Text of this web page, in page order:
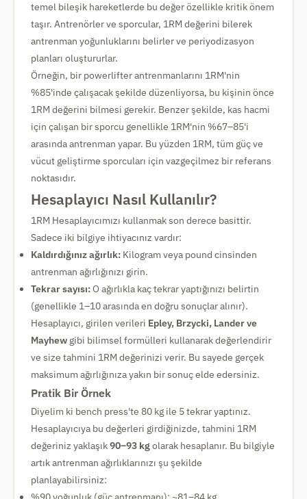
temel bileşik hareketlerde bu değer özellikle kritik önem
taşır. Antrenörler ve sporcular, 1RM değerini bilerek
antrenman yoğunluklarını belirler ve periyodizasyon
planları oluştururlar.
Örneğin, bir powerlifter antrenmanlarını 1RM'nin
%85'inde çalışacak şekilde düzenliyorsa, bu kişinin önce
1RM değerini bilmesi gerekir. Benzer şekilde, kas hacmi
için çalışan bir sporcu genellikle 1RM'nin %67–85'i
arasında antrenman yapar. Bu yüzden 1RM, tüm güç ve
vücut geliştirme sporcuları için vazgeçilmez bir referans
noktasıdır.
Hesaplayıcı Nasıl Kullanılır?
1RM Hesaplayıcımızı kullanmak son derece basittir.
Sadece iki bilgiye ihtiyacınız vardır:
Kaldırdığınız ağırlık: Kilogram veya pound cinsinden
antrenman ağırlığınızı girin.
Tekrar sayısı:O ağırlıkla kaç tekrar yaptığınızı belirtin
(genellikle 1–10 arasında en doğru sonuçlar alınır).
Hesaplayıcı, girilen verileri Epley, Brzycki, Lander ve
Mayhew gibi bilimsel formülleri kullanarak değerlendirir
ve size tahmini 1RM değerinizi verir. Bu sayede gerçek
maksimum ağırlığınıza yakın bir sonuç elde edersiniz.
Pratik Bir Örnek
Diyelim ki bench press'te 80 kg ile 5 tekrar yaptınız.
Hesaplayıcıya bu değerleri girdiğinizde, tahmini 1RM
değeriniz yaklaşık90–93 kgolarak hesaplanır. Bu bilgiyle
artık antrenman ağırlıklarınızı şu şekilde
planlayabilirsiniz: